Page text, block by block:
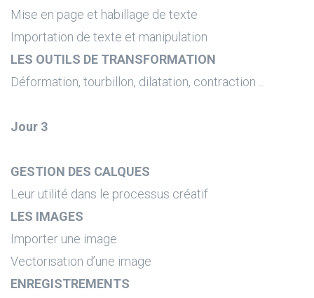
Mise en page et habillage de texte
Importation de texte et manipulation
LES OUTILS DE TRANSFORMATION
Déformation, tourbillon, dilatation, contraction ...
Jour 3
GESTION DES CALQUES
Leur utilité dans le processus créatif
LES IMAGES
Importer une image
Vectorisation d’une image
ENREGISTREMENTS